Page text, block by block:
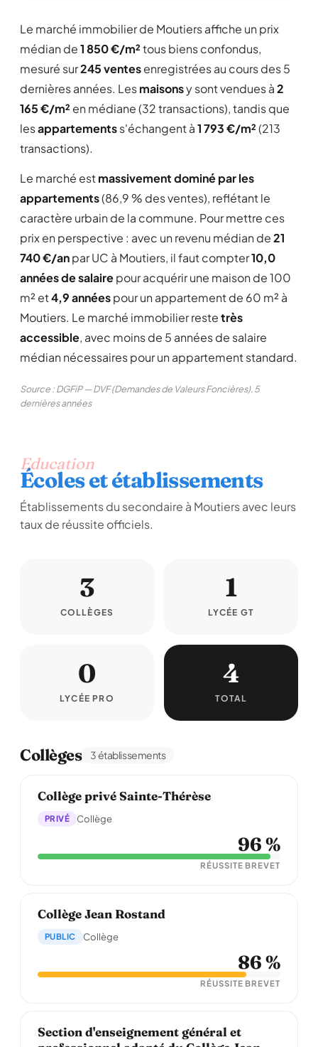
Le marché immobilier de Moutiers affiche un prix
médian de1 850 €/m²tous biens confondus,
mesuré sur245 ventesenregistrées au cours des 5
dernières années. Lesmaisonsy sont vendues à2
165 €/m² en médiane (32 transactions), tandis que
lesappartementss'échangent à1 793 €/m²(213
transactions).
Le marché estmassivement dominé par les
appartements(86,9 % des ventes), reflétant le
caractère urbain de la commune. Pour mettre ces
prix en perspective : avec un revenu médian de21
740 €/anpar UC à Moutiers, il faut compter10,0
années de salairepour acquérir une maison de 100
m² et4,9 annéespour un appartement de 60 m² à
Moutiers. Le marché immobilier restetrès
accessible, avec moins de 5 années de salaire
médian nécessaires pour un appartement standard.
Source : DGFiP — DVF (Demandes de Valeurs Foncières), 5
dernières années
Education
Écoles et établissements
Établissements du secondaire à Moutiers avec leurs
taux de réussite officiels.
3
COLLÈGES
1
LYCÉE GT
0
LYCÉE PRO
4
TOTAL
Collèges 3 établissements
Collège privé Sainte-Thérèse
PRIVÉ Collège
96 %
RÉUSSITE BREVET
Collège Jean Rostand
PUBLIC Collège
86 %
RÉUSSITE BREVET
Section d'enseignement général et